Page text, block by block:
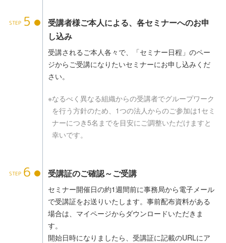
5
受講者様ご本人による、各セミナーへのお申
し込み
受講されるご本人各々で、「セミナー日程」のペー
ジからご受講になりたいセミナーにお申し込みくだ
さい。
※なるべく異なる組織からの受講者でグループワーク
を行う方針のため、1つの法人からのご参加は1セミ
ナーにつき5名までを目安にご調整いただけますと
幸いです。
6 受講証のご確認～ご受講
セミナー開催日の約1週間前に事務局から電子メール
で受講証をお送りいたします。事前配布資料がある
場合は、マイページからダウンロードいただきま
す。
開始日時になりましたら、受講証に記載のURLにア